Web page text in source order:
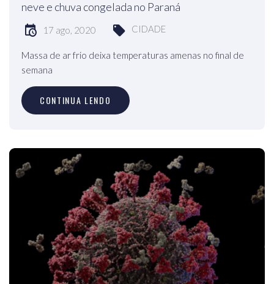
neve e chuva congelada no Paraná
17 ago, 2020 CIDADE
Massa de ar frio deixa temperaturas amenas no final de
semana
CONTINUA LENDO